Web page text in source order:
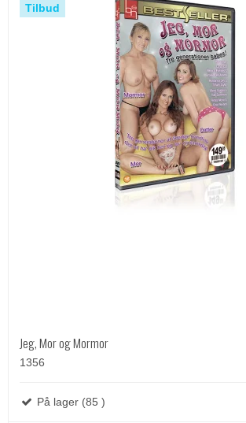
Tilbud
Jeg, Mor og Mormor
1356
På lager (85 )